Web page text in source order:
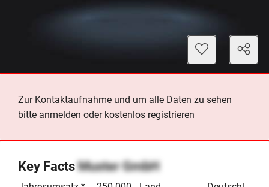
Zur Kontaktaufnahme und um alle Daten zu sehen
bitte anmelden oder kostenlos registrieren
Key FactsMuster GmbH